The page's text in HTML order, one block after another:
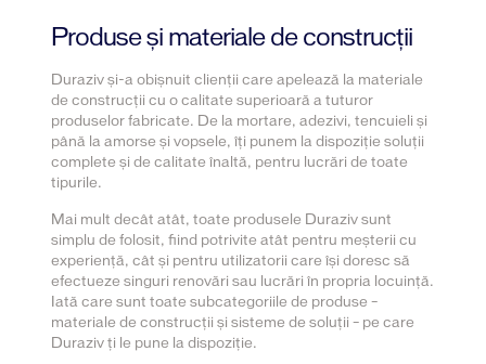
Produse și materiale de construcții
Duraziv și-a obișnuit clienții care apelează la materiale
de construcții cu o calitate superioară a tuturor
produselor fabricate. De la mortare, adezivi, tencuieli și
până la amorse și vopsele, îți punem la dispoziție soluții
complete și de calitate înaltă, pentru lucrări de toate
tipurile.
Mai mult decât atât, toate produsele Duraziv sunt
simplu de folosit, fiind potrivite atât pentru meșterii cu
experiență, cât și pentru utilizatorii care își doresc să
efectueze singuri renovări sau lucrări în propria locuință.
Iată care sunt toate subcategoriile de produse –
materiale de construcții și sisteme de soluții – pe care
Duraziv ți le pune la dispoziție.